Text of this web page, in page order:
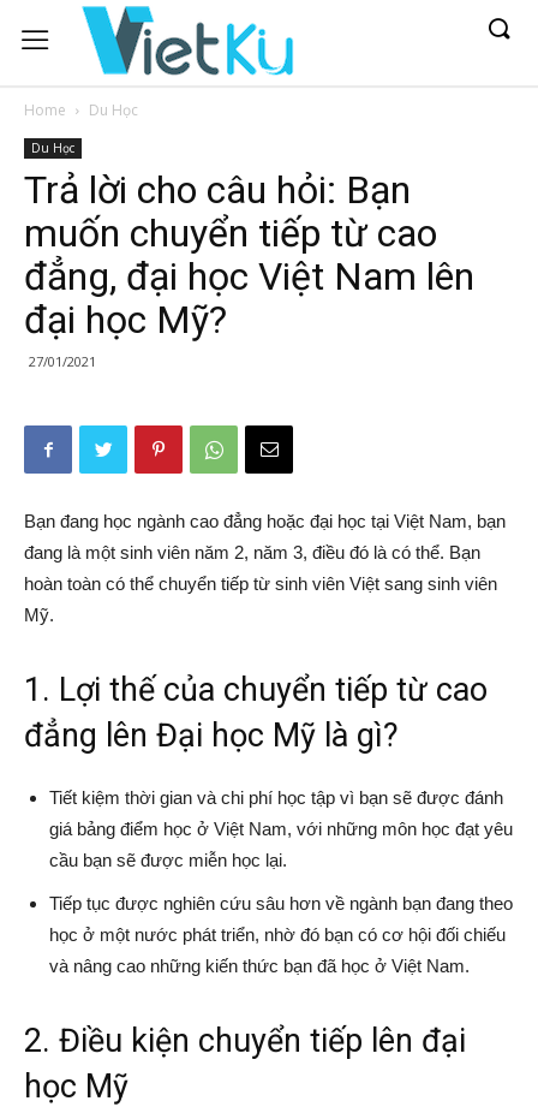
Home Du Học
Du Học
Trả lời cho câu hỏi: Bạn
muốn chuyển tiếp từ cao
đẳng, đại học Việt Nam lên
đại học Mỹ?
27/01/2021
Bạn đang học ngành cao đẳng hoặc đại học tại Việt Nam, bạn
đang là một sinh viên năm 2, năm 3, điều đó là có thể. Bạn
hoàn toàn có thể chuyển tiếp từ sinh viên Việt sang sinh viên
Mỹ.
1. Lợi thế của chuyển tiếp từ cao
đẳng lên Đại học Mỹ là gì?
Tiết kiệm thời gian và chi phí học tập vì bạn sẽ được đánh
giá bảng điểm học ở Việt Nam, với những môn học đạt yêu
cầu bạn sẽ được miễn học lại.
Tiếp tục được nghiên cứu sâu hơn về ngành bạn đang theo
học ở một nước phát triển, nhờ đó bạn có cơ hội đối chiếu
và nâng cao những kiến thức bạn đã học ở Việt Nam.
2. Điều kiện chuyển tiếp lên đại
học Mỹ